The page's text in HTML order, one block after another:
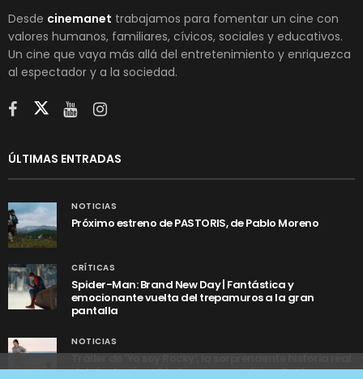
Desde cinemanet trabajamos para fomentar un cine con
valores humanos, familiares, cívicos, sociales y educativos.
Un cine que vaya más allá del entretenimiento y enriquezca
al espectador y a la sociedad.
ÚLTIMAS ENTRADAS
NOTICIAS
Próximo estreno de PASTORIS, de Pablo Moreno
CRÍTICAS
Spider-Man: Brand New Day | Fantástica y
emocionante vuelta del trepamuros a la gran
pantalla
NOTICIAS
Tráiler de ‘Yo soy Rocky’, la sorprendente historia real
detrás de cómo Stallone se convirtió en Rocky